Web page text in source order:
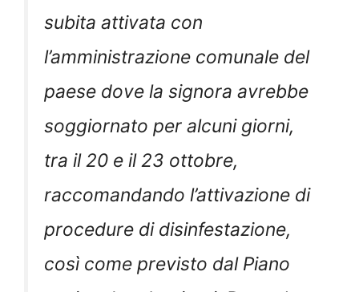
subita attivata con
l’amministrazione comunale del
paese dove la signora avrebbe
soggiornato per alcuni giorni,
tra il 20 e il 23 ottobre,
raccomandando l’attivazione di
procedure di disinfestazione,
così come previsto dal Piano